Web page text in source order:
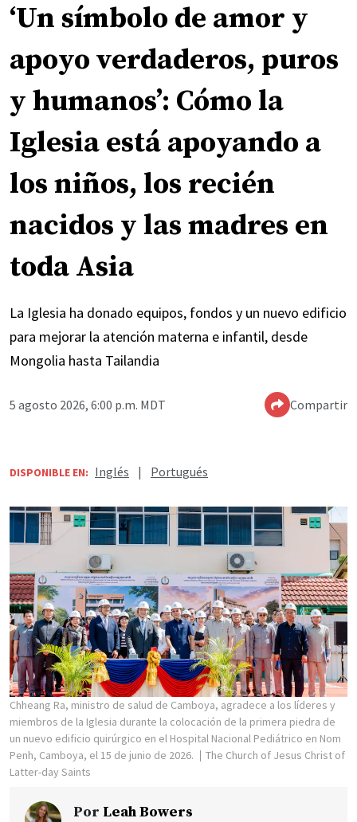
‘Un símbolo de amor y
apoyo verdaderos, puros
y humanos’: Cómo la
Iglesia está apoyando a
los niños, los recién
nacidos y las madres en
toda Asia
La Iglesia ha donado equipos, fondos y un nuevo edificio
para mejorar la atención materna e infantil, desde
Mongolia hasta Tailandia
5 agosto 2026, 6:00 p.m. MDT Compartir
DISPONIBLE EN: Inglés | Portugués
Chheang Ra, ministro de salud de Camboya, agradece a los líderes y
miembros de la Iglesia durante la colocación de la primera piedra de
un nuevo edificio quirúrgico en el Hospital Nacional Pediátrico en Nom
Penh, Camboya, el 15 de junio de 2026.
The Church of Jesus Christ of
Latter-day Saints
Por Leah Bowers